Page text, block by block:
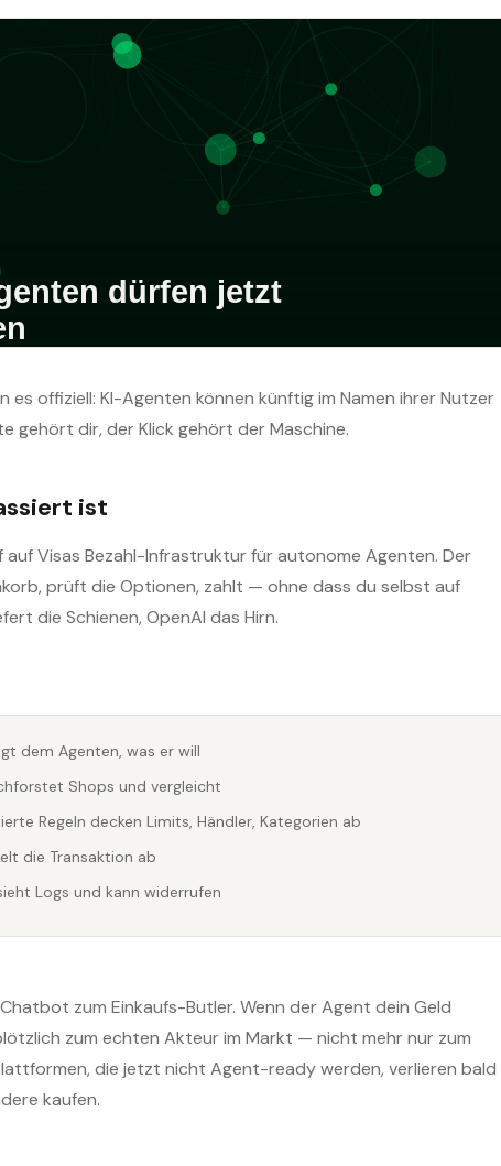
es offiziell: KI-Agenten können künftig im Namen ihrer Nutzer
gehört dir, der Klick gehört der Maschine.
ist
auf Visas Bezahl-Infrastruktur für autonome Agenten. Der
prüft die Optionen, zahlt — ohne dass du selbst auf
die Schienen, OpenAI das Hirn.
dem Agenten, was er will
Shops und vergleicht
Regeln decken Limits, Händler, Kategorien ab
die Transaktion ab
Logs und kann widerrufen
zum Einkaufs-Butler. Wenn der Agent dein Geld
zum echten Akteur im Markt — nicht mehr nur zum
die jetzt nicht Agent-ready werden, verlieren bald
kaufen.